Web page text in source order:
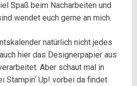
Spaß beim Nacharbeiten und
wendet euch gerne an mich.
natürlich nicht jedes
hier das Designerpapier aus
Aber schaut mal in
Stampin‘ Up! vorbei da findet